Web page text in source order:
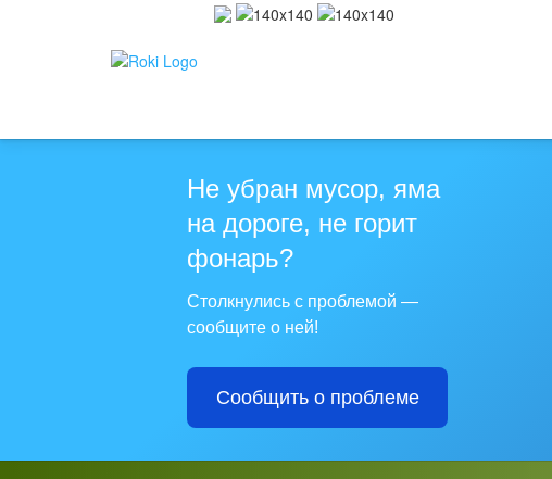
Не убран мусор, яма
на дороге, не горит
фонарь?
Столкнулись с проблемой —
сообщите о ней!
Сообщить о проблеме